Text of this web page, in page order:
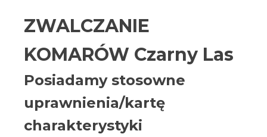
ZWALCZANIE
KOMARÓW Czarny Las
Posiadamy stosowne
uprawnienia/kartę
charakterystyki